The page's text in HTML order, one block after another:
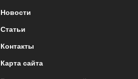
Новости
Статьи
Контакты
Карта сайта